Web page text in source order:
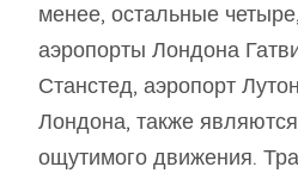
менее, остальные
аэропорты Лондона
Станстед, аэропорт
Лондона, также
ощутимого движения.